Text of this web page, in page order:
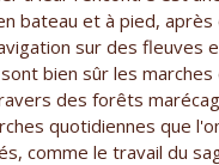
bateau et à pied, après
sur des fleuves
bien sûr les
des forêts
quotidiennes que
comme le travail du